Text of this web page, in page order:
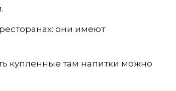
они имеют
купленные там напитки можно